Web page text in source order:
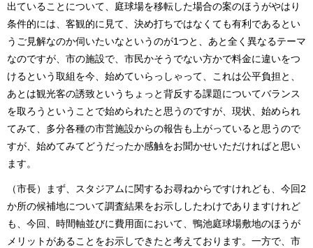
出ていることについて、庭球場を移転した場合の案のほうがやはり
条件的には、客観的に見て、決め打ちではなくても有利であるとい
うご見解なのか伺いたいなというのが1つと、あと全く異なるテーマ
なのですが、市の施設で、市民かそうでない方かで料金に違いをつ
けるという取組を今、始めていらっしゃって、これは公平負担と、
あとは観光客の誘致というちょっと背反する課題についてバランス
を取ろうということで始められたと思うのですが、現状、始められ
てみて、多分各種の市営施設からの報告も上がっていると思うので
すが、始めてみてどうだったか感触をお聞かせいただければと思い
ます。
（市長）まず、スタジアムに関するお尋ねからですけれども、今回2
か所の候補地について調査結果をお示ししたわけでありますけれど
も、今回、時間軸並びに費用面において、鴨池庭球場敷地のほうが
メリットがあることをお示しできたと考えております。一方で、市